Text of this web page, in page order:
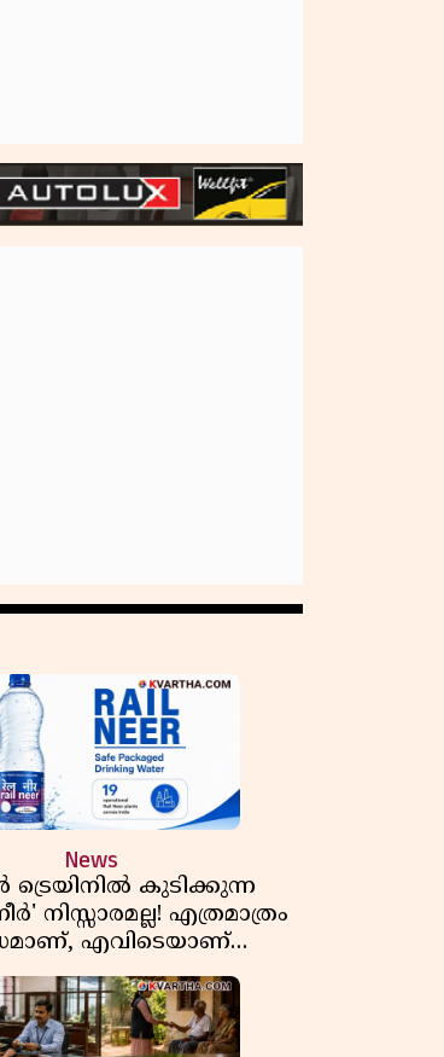
News
ട്രെയിനിൽ കുടിക്കുന്ന
നിസ്സാരമല്ല! എത്രമാത്രം
എവിടെയാണ്
നിർമാണ രഹസ്യങ്ങൾ